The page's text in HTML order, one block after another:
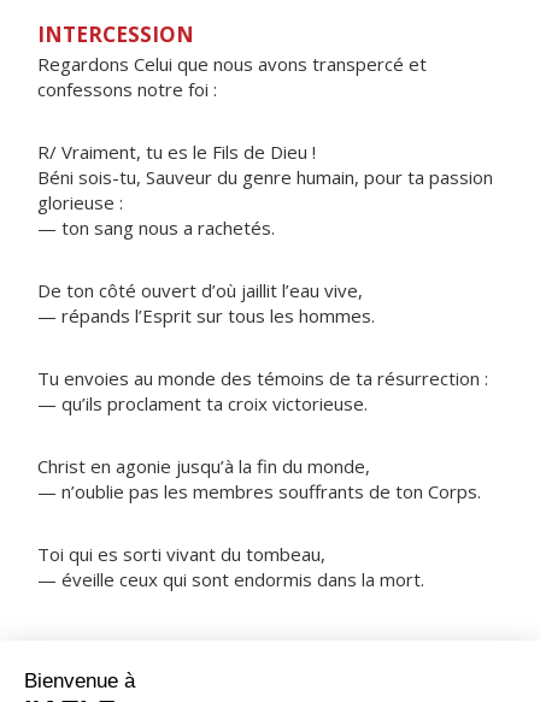
INTERCESSION
Regardons Celui que nous avons transpercé et
confessons notre foi :
R/ Vraiment, tu es le Fils de Dieu !
Béni sois-tu, Sauveur du genre humain, pour ta passion
glorieuse :
— ton sang nous a rachetés.
De ton côté ouvert d’où jaillit l’eau vive,
— répands l’Esprit sur tous les hommes.
Tu envoies au monde des témoins de ta résurrection :
— qu’ils proclament ta croix victorieuse.
Christ en agonie jusqu’à la fin du monde,
— n’oublie pas les membres souffrants de ton Corps.
Toi qui es sorti vivant du tombeau,
— éveille ceux qui sont endormis dans la mort.